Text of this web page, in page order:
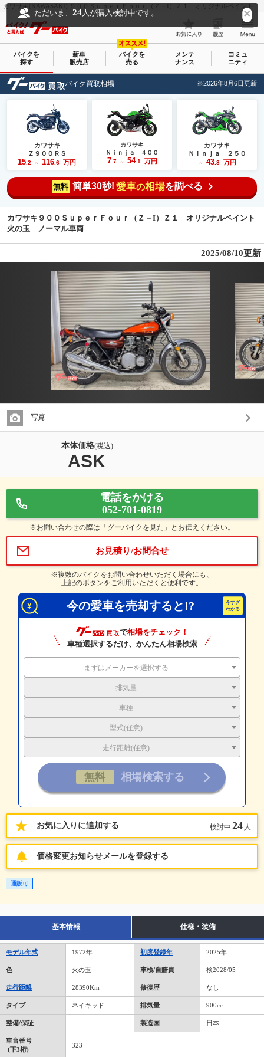
カワサキ(KAWASAKI) ９００ＳｕｐｅｒＦｏｕｒ（Ｚ－I）Ｚ１ オリジナルペイント火の玉 ノーマル車両｜ＪＴｒａｄｅ｜新車・中古バイクなら【グーバイク(GooBike)】
ただいま、24人が購入検討中です。
バイクを
探す
新車
販売店
バイクを
売る
メンテ
ナンス
コミュ
ニティ
バイク買取相場 ※2026年8月6日更新
カワサキ
Ｚ９００ＲＳ
15 .2 ～ 116 .6 万円
カワサキ
Ｎｉｎｊａ ４００
7.7 ～ 54.1 万円
カワサキ
Ｎｉｎｊａ ２５０
～ 43.8 万円
無料 簡単30秒! 愛車の相場を調べる
カワサキ９００ＳｕｐｅｒＦｏｕｒ（Ｚ－I）Ｚ１ オリジナルペイント
火の玉 ノーマル車両
2025/08/10更新
写真
本体価格(税込)
ASK
電話をかける
052-701-0819
※お問い合わせの際は「グーバイクを見た」とお伝えください。
お見積り/お問合せ
※複数のバイクをお問い合わせいただく場合にも、
上記のボタンをご利用いただくと便利です。
今の愛車を売却すると!?
で相場をチェック！
車種選択するだけ、かんたん相場検索
まずはメーカーを選択する
排気量
車種
型式(任意)
走行距離(任意)
お気に入りに追加する 検討中 24 人
価格変更お知らせメールを登録する
通販可
基本情報 仕様・装備
モデル年式 1972年 初度登録年 2025年
色 火の玉 車検/自賠責 検2028/05
走行距離 28390Km 修復歴 なし
タイプ ネイキッド 排気量 900cc
整備/保証 製造国 日本
車台番号
(下3桁)
323